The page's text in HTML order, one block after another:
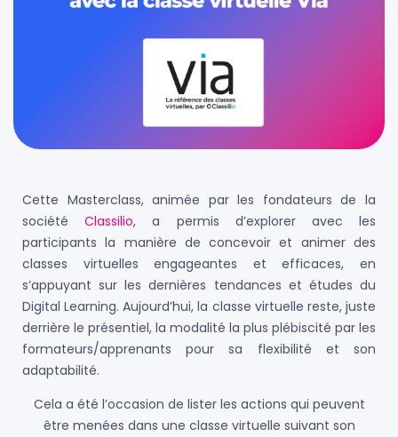
Cette Masterclass, animée par les fondateurs de la
sociétéClassilio, a permis d’explorer avec les
participants la manière de concevoir et animer des
classes virtuelles engageantes et efficaces, en
s’appuyant sur les dernières tendances et études du
Digital Learning. Aujourd’hui, la classe virtuelle reste, juste
derrière le présentiel, la modalité la plus plébiscité par les
formateurs/apprenants pour sa flexibilité et son
adaptabilité.
Cela a été l’occasion de lister les actions qui peuvent
être menées dans une classe virtuelle suivant son